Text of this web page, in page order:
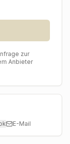
Momente
mit der
fühlen
zur
Anbieter
E-Mail